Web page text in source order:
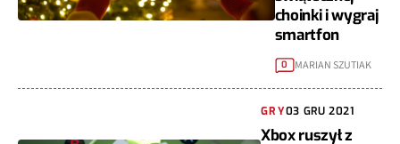
choinki i wygraj
smartfon
0 MARIAN SZUTIAK
GRY03 GRU 2021
Xbox ruszył z